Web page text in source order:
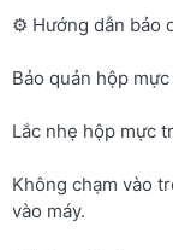
⚙️ Hướng dẫn bảo
Bảo quản hộp
Lắc nhẹ hộp mực
Không chạm vào
vào máy.